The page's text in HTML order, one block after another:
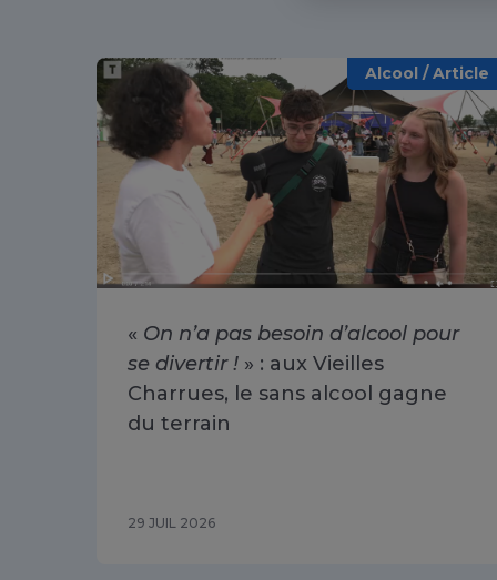
Alcool / Article
« On n’a pas besoin d’alcool pour
se divertir ! » : aux Vieilles
Charrues, le sans alcool gagne
du terrain
29 JUIL 2026